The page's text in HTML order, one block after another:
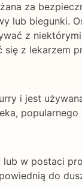
za
lub biegunki.
z
z lekarzem
i jest
w postaci
do